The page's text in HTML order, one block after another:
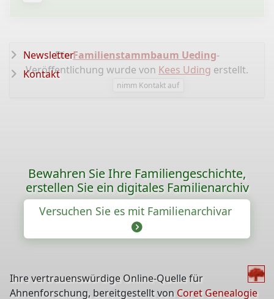
DieFamilienstammbaum Ueding-
Veröffentlichung wurde von Kees Uding erstellt.
nimm Kontakt auf
Newsletter
Kontakt
Bewahren Sie Ihre Familiengeschichte,
erstellen Sie ein digitales Familienarchiv
Versuchen Sie es mit Familienarchivar
Ihre vertrauenswürdige Online-Quelle für
Ahnenforschung, bereitgestellt von Coret Genealogie